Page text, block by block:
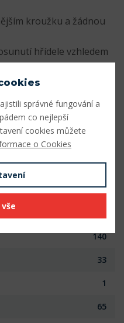
kroužku a žádnou
hřídele vzhledem
příložným kroužkem
140
33
1
65
správné fungování a
co nejlepší
cookies můžete
o Cookies